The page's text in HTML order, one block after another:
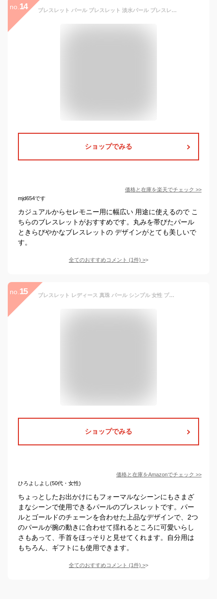
no. 14 ブレスレット パール ブレスレット 淡水パール ブレスレット 真珠 ブレスレット 本真珠 ブレスレット バロック ブレスレット カジュアル プレゼント ギフト 普段使い セレモニー お呼ばれ 入学式 入園式 卒業式 卒園式 結婚式 成人式 結納 記念日 誕生日 披露宴
ショップでみる
価格と在庫を楽天でチェック >>
mjd654です
カジュアルからセレモニー用に幅広い 用途に使えるので こ
ちらのブレスレットがおすすめです。丸みを帯びたパール
ときらびやかなブレスレットの デザインがとても美しいで
す。
全てのおすすめコメント (1件) >
no. 15 ブレスレット レディース 真珠 パール シンプル 女性 プレゼント イエローゴールド 人気 クリスマス ホワイトデー 誕生日 記念日 普段使い
ショップでみる
価格と在庫をAmazonでチェック >>
ひろよしよし(50代・女性)
ちょっとしたお出かけにもフォーマルなシーンにもさまざ
まなシーンで使用できるパールのブレスレットです。パー
ルとゴールドのチェーンを合わせた上品なデザインで、2つ
のパールが腕の動きに合わせて揺れるところに可愛いらし
さもあって、手首をほっそりと見せてくれます。自分用は
もちろん、ギフトにも使用できます。
全てのおすすめコメント (1件) >